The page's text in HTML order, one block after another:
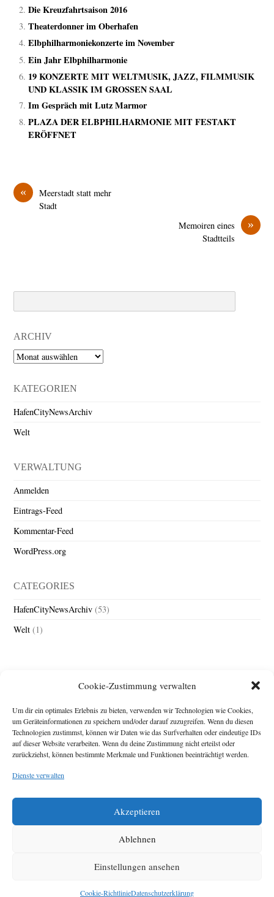
Cookie-Zustimmung verwalten
Um dir ein optimales Erlebnis zu bieten, verwenden wir Technologien wie Cookies,
um Geräteinformationen zu speichern und/oder darauf zuzugreifen. Wenn du diesen
Technologien zustimmst, können wir Daten wie das Surfverhalten oder eindeutige IDs
auf dieser Website verarbeiten. Wenn du deine Zustimmung nicht erteilst oder
zurückziehst, können bestimmte Merkmale und Funktionen beeinträchtigt werden.
Dienste verwalten
Akzeptieren
Ablehnen
Einstellungen ansehen
Cookie-RichtlinieDatenschutzerklärung
Die Kreuzfahrtsaison 2016
Theaterdonner im Oberhafen
Elbphilharmoniekonzerte im November
Ein Jahr Elbphilharmonie
19 KONZERTE MIT WELTMUSIK, JAZZ, FILMMUSIK
UND KLASSIK IM GROSSEN SAAL
Im Gespräch mit Lutz Marmor
PLAZA DER ELBPHILHARMONIE MIT FESTAKT
ERÖFFNET
«
Meerstadt statt mehr
Stadt
»
Memoiren eines
Stadtteils
ARCHIV
Archiv
KATEGORIEN
HafenCityNewsArchiv
Welt
VERWALTUNG
Anmelden
Eintrags-Feed
Kommentar-Feed
WordPress.org
CATEGORIES
HafenCityNewsArchiv (53)
Welt (1)
Impressum
Michael Baden,
Diese Webseite stellt
zehn Jahre der